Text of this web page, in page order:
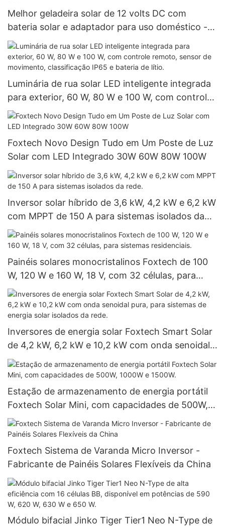
Melhor geladeira solar de 12 volts DC com
bateria solar e adaptador para uso doméstico -
Preço de fábrica - Foxtech Solar
Luminária de rua solar LED inteligente integrada
para exterior, 60 W, 80 W e 100 W, com controle
remoto, sensor de movimento, classificação IP65
e bateria de lítio.
Foxtech Novo Design Tudo em Um Poste de Luz
Solar com LED Integrado 30W 60W 80W 100W
Inversor solar híbrido de 3,6 kW, 4,2 kW e 6,2 kW
com MPPT de 150 A para sistemas isolados da
rede.
Painéis solares monocristalinos Foxtech de 100
W, 120 W e 160 W, 18 V, com 32 células, para
sistemas residenciais.
Inversores de energia solar Foxtech Smart Solar
de 4,2 kW, 6,2 kW e 10,2 kW com onda senoidal
pura, para sistemas de energia solar isolados da
rede.
Estação de armazenamento de energia portátil
Foxtech Solar Mini, com capacidades de 500W,
1000W e 1500W.
Foxtech Sistema de Varanda Micro Inversor -
Fabricante de Painéis Solares Flexíveis da China
Módulo bifacial Jinko Tiger Tier1 Neo N-Type de